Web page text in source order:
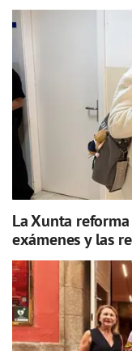
La Xunta
exámenes y las